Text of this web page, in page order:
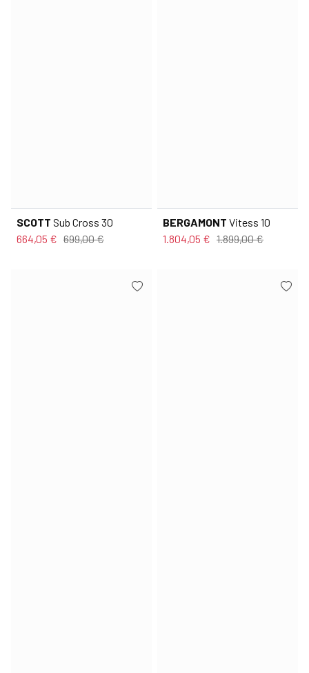
SCOTT Sub Cross 30
664,05 € 699,00 €
BERGAMONT Vitess 10
1.804,05 € 1.899,00 €